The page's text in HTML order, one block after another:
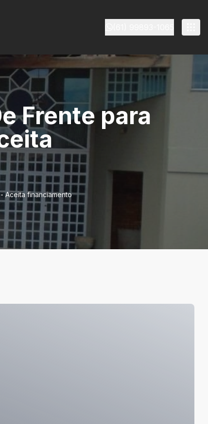
Frente para
Aceita financiamento